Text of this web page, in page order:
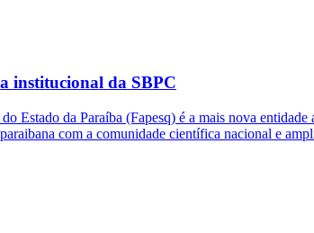
institucional da SBPC
Estado da Paraíba (Fapesq) é a mais nova
com a comunidade científica nacional e